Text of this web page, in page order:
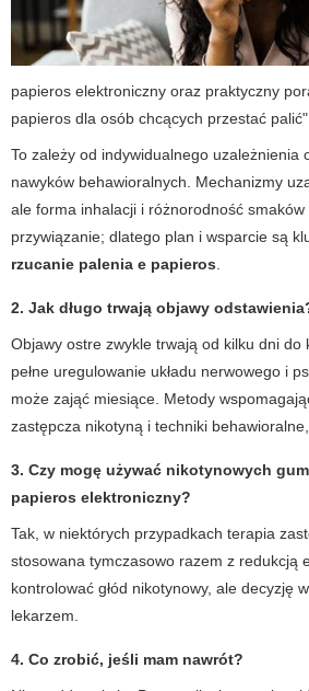
papieros elektroniczny oraz praktyczny
papieros dla osób chcących przestać
To zależy od indywidualnego uzależnienia
nawyków behawioralnych. Mechanizmy
ale forma inhalacji i różnorodność
przywiązanie; dlatego plan i wsparcie są
rzucanie palenia e papieros
2. Jak długo trwają objawy
Objawy ostre zwykle trwają od kilku dni do
pełne uregulowanie układu nerwowego i
może zająć miesiące. Metody
zastępcza nikotyną i techniki
3. Czy mogę używać nikotynowych
papieros elektroniczny?
Tak, w niektórych przypadkach terapia
stosowana tymczasowo razem z redukcją
kontrolować głód nikotynowy, ale decyzję
lekarzem.
4. Co zrobić, jeśli mam nawrót?